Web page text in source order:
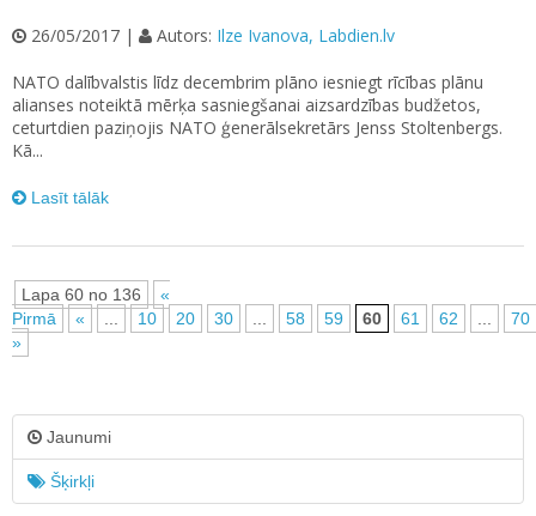
26/05/2017 | Autors: Ilze Ivanova, Labdien.lv
NATO dalībvalstis līdz decembrim plāno iesniegt rīcības plānu
alianses noteiktā mērķa sasniegšanai aizsardzības budžetos,
ceturtdien paziņojis NATO ģenerālsekretārs Jenss Stoltenbergs.
Kā...
Lasīt tālāk
Lapa 60 no 136
«
Pirmā
« 10 20 30 58 59 60 61 62
70
»
Jaunumi
Šķirkļi